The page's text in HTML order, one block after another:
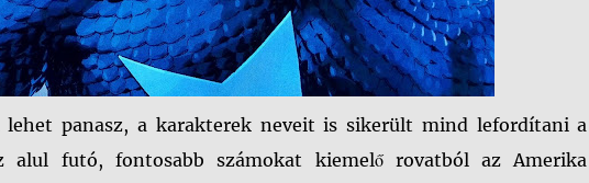
lehet panasz, a karakterek neveit is sikerült mind lefordítani a
alul futó, fontosabb számokat kiemelő rovatból az Amerika